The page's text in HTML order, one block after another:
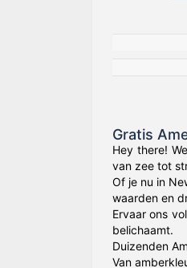
Gratis
Hey there!
van zee tot
Of je nu in
waarden en
Ervaar ons
belichaamt.
Duizenden
Van